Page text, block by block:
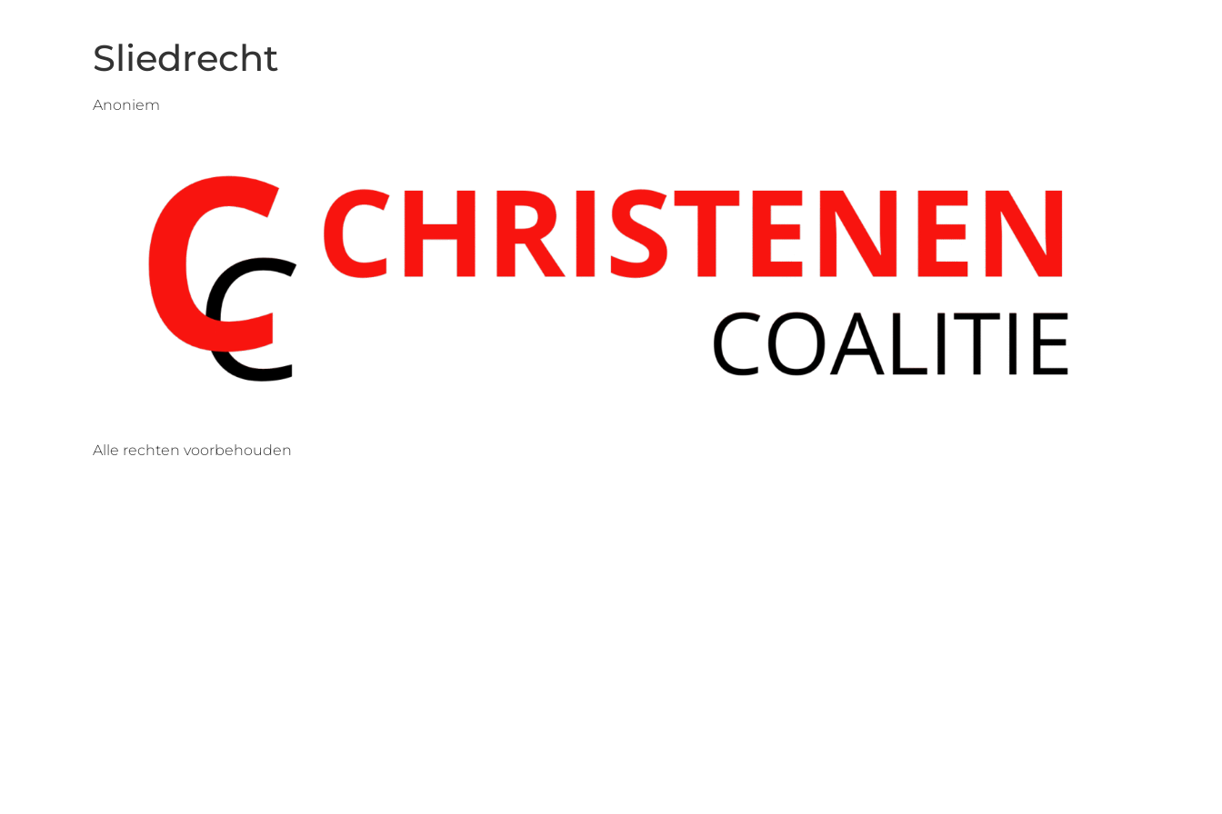
Sliedrecht
Anoniem
Alle rechten voorbehouden